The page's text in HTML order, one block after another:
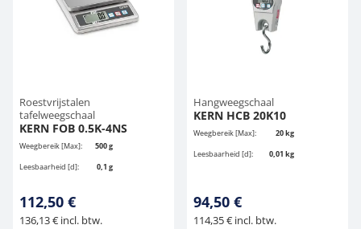
Roestvrijstalen
tafelweegschaal
KERN FOB 0.5K-4NS
Weegbereik [Max]:
500 g
Leesbaarheid [d]:
0,1 g
112,50 €
136,13 € incl. btw.
Hangweegschaal
KERN HCB 20K10
Weegbereik [Max]:
20 kg
Leesbaarheid [d]:
0,01 kg
94,50 €
114,35 € incl. btw.